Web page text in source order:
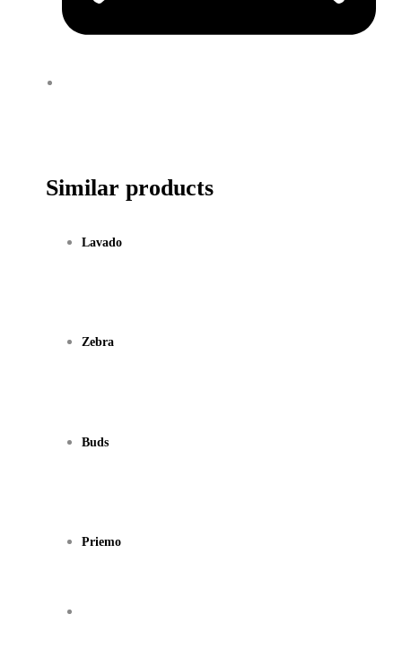
Similar products
Lavado
Zebra
Buds
Priemo